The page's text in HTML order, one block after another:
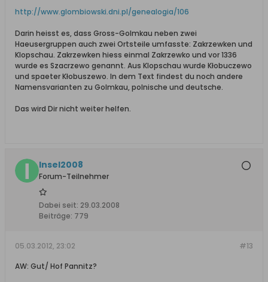
http://www.glombiowski.dni.pl/genealogia/106
Darin heisst es, dass Gross-Golmkau neben zwei
Haeusergruppen auch zwei Ortsteile umfasste: Zakrzewken und
Klopschau. Zakrzewken hiess einmal Zakrzewko und vor 1336
wurde es Szacrzewo genannt. Aus Klopschau wurde Kłobuczewo
und spaeter Kłobuszewo. In dem Text findest du noch andere
Namensvarianten zu Golmkau, polnische und deutsche.
Das wird Dir nicht weiter helfen.
Insel2008
Forum-Teilnehmer
Dabei seit: 29.03.2008
Beiträge: 779
#13
05.03.2012, 23:02
AW: Gut/ Hof Pannitz?